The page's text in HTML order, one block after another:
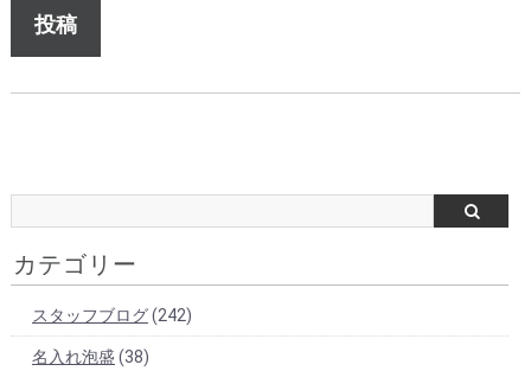
カテゴリー
スタッフブログ(242)
名入れ泡盛 (38)